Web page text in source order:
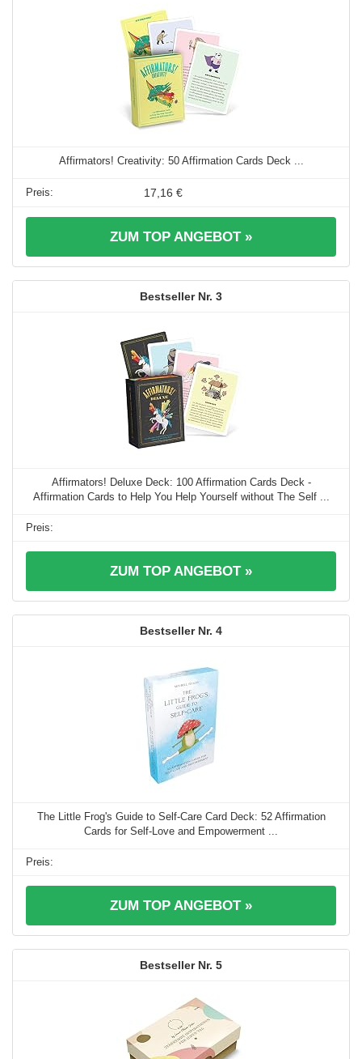
Affirmators! Creativity: 50 Affirmation Cards Deck ...
17,16 €
ZUM TOP ANGEBOT »
3
Affirmators! Deluxe Deck: 100 Affirmation Cards Deck -
Affirmation Cards to Help You Help Yourself without The Self ...
ZUM TOP ANGEBOT »
4
The Little Frog's Guide to Self-Care Card Deck: 52 Affirmation
Cards for Self-Love and Empowerment ...
ZUM TOP ANGEBOT »
5